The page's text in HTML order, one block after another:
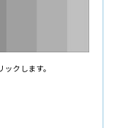
クします。